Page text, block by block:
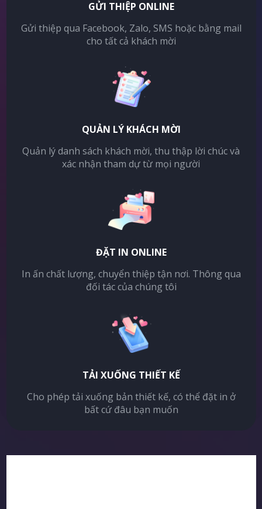
GỬI THIỆP ONLINE
Gửi thiệp qua Facebook, Zalo, SMS hoặc bằng mail
cho tất cả khách mời
QUẢN LÝ KHÁCH MỜI
Quản lý danh sách khách mời, thu thập lời chúc và
xác nhận tham dự từ mọi người
ĐẶT IN ONLINE
In ấn chất lượng, chuyển thiệp tận nơi. Thông qua
đối tác của chúng tôi
TẢI XUỐNG THIẾT KẾ
Cho phép tải xuống bản thiết kế, có thể đặt in ở
bất cứ đâu bạn muốn